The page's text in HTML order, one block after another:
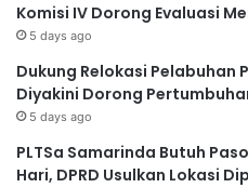
Komisi IV Dorong Evaluasi
5 days ago
Dukung Relokasi Pelabuhan
Diyakini Dorong
5 days ago
PLTSa Samarinda Butuh
Hari, DPRD Usulkan Lokasi